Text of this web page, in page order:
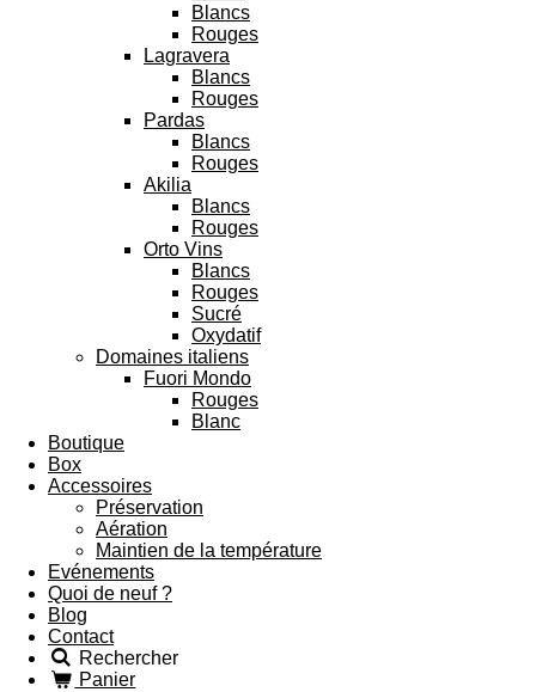
Blancs
Rouges
Lagravera
Blancs
Rouges
Pardas
Blancs
Rouges
Akilia
Blancs
Rouges
Orto Vins
Blancs
Rouges
Sucré
Oxydatif
Domaines italiens
Fuori Mondo
Rouges
Blanc
Boutique
Box
Accessoires
Préservation
Aération
Maintien de la température
Evénements
Quoi de neuf ?
Blog
Contact
Rechercher
Panier